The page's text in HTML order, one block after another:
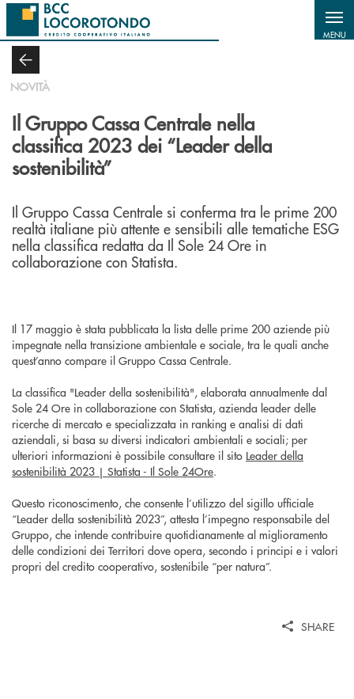
Salta al contenuto principale
MENU
NOVITÀ
Il Gruppo Cassa Centrale nella
classifica 2023 dei “Leader della
sostenibilità”
Il Gruppo Cassa Centrale si conferma tra le prime 200
realtà italiane più attente e sensibili alle tematiche ESG
nella classifica redatta da Il Sole 24 Ore in
collaborazione con Statista.
Il 17 maggio è stata pubblicata la lista delle prime 200 aziende più
impegnate nella transizione ambientale e sociale, tra le quali anche
quest’anno compare il Gruppo Cassa Centrale.
La classifica "Leader della sostenibilità", elaborata annualmente dal
Sole 24 Ore in collaborazione con Statista, azienda leader delle
ricerche di mercato e specializzata in ranking e analisi di dati
aziendali, si basa su diversi indicatori ambientali e sociali; per
ulteriori informazioni è possibile consultare il sito Leader della
sostenibilità 2023 | Statista - Il Sole 24Ore.
Questo riconoscimento, che consente l’utilizzo del sigillo ufficiale
“Leader della sostenibilità 2023”, attesta l’impegno responsabile del
Gruppo, che intende contribuire quotidianamente al miglioramento
delle condizioni dei Territori dove opera, secondo i principi e i valori
propri del credito cooperativo, sostenibile “per natura”.
SHARE